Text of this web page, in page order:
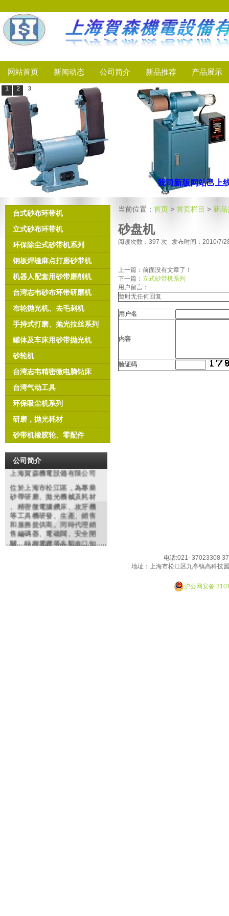
网站首页 新闻动态 公司简介 新品推荐 产品展示
1 2 3
台式砂布环带机
立式砂布环带机
环保除尘式砂带机系列
钢板焊缝麻点打磨砂带机
机器人配套用砂带磨削机
台湾志韦砂布环带研磨机
布轮抛光机、去毛刺机
手持式打磨、抛光拉丝系列
罐体及车床用砂带抛光机
砂轮机
台湾志韦精密微电脑钻床
台湾气动工具
环保吸尘机系列
研磨，抛光耗材
砂带机橡胶轮、零配件
公司简介
上海賀森機電設備有限公司
位於上海市松江區，為專業
砂帶研磨 、拋光機械及耗材
、精密微電腦鑽床、攻牙機
等工具機研發、生產、銷售
和服務提供商。同時代理銷
售編碼器、電磁閥、安全開
關、特種電纜等各類進口知
当前位置： 首页 > 首页栏目 > 新
砂盘机
阅读次数： 397 次 发布时间：2010/7/
上一篇：前面没有文章了！
下一篇： 立式砂带机系列
用户留言：
暂时无任何回复
用户名
内容
验证码
电话:021- 37023308
地址：上海市松江区九亭镇高科技
沪公网安备
我司新版网站己上线